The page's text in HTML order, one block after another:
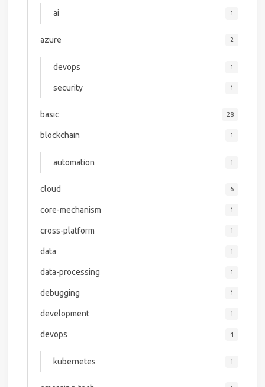
ai 1
azure 2
devops 1
security 1
basic 28
blockchain 1
automation 1
cloud 6
core-mechanism 1
cross-platform 1
data 1
data-processing 1
debugging 1
development 1
devops 4
kubernetes 1